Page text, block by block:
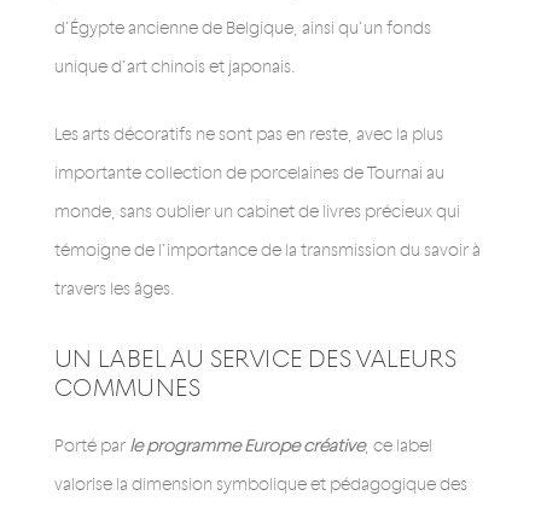
d’Égypte ancienne de Belgique, ainsi qu’un fonds
unique d’art chinois et japonais.
Les arts décoratifs ne sont pas en reste, avec la plus
importante collection de porcelaines de Tournai au
monde, sans oublier un cabinet de livres précieux qui
témoigne de l’importance de la transmission du savoir à
travers les âges.
UN LABEL AU SERVICE DES VALEURS
COMMUNES
Porté par le programme Europe créative, ce label
valorise la dimension symbolique et pédagogique des